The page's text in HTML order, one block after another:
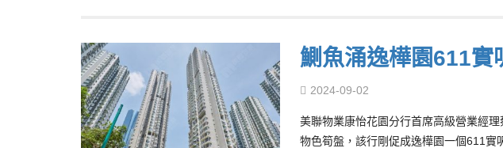
鰂魚涌逸樺園611實
2024-09-02
美聯物業康怡花園分行首席高級營業經
物色筍盤，該行剛促成逸樺園一個611實